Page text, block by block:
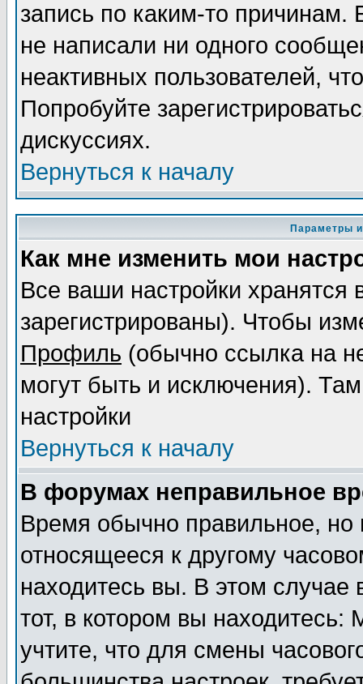
запись по каким-то
не написали ни одного
неактивных пользователей,
Попробуйте
дискуссиях.
Вернуться к началу
Параметры
Как мне изменить мои
Все ваши настройки
зарегистрированы). Чтобы
Профиль (обычно ссылка на
могут быть и исключения).
настройки
Вернуться к началу
В форумах неправильное
Время обычно правильное,
относящееся к другому
находитесь вы. В этом
тот, в котором вы
учтите, что для смены